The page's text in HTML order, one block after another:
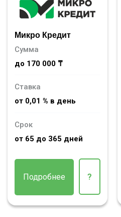
Микро Кредит
Сумма
до 170 000 ₸
Ставка
от 0,01 % в день
Срок
от 65 до 365 дней
Подробнее ?